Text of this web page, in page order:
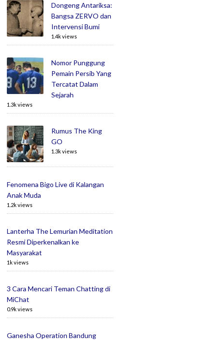
Dongeng Antariksa:
Bangsa ZERVO dan
Intervensi Bumi
1.4k views
Nomor Punggung
Pemain Persib Yang
Tercatat Dalam
Sejarah
1.3k views
Rumus The King
GO
1.3k views
Fenomena Bigo Live di Kalangan
Anak Muda
1.2k views
Lanterha The Lemurian Meditation
Resmi Diperkenalkan ke
Masyarakat
1k views
3 Cara Mencari Teman Chatting di
MiChat
0.9k views
Ganesha Operation Bandung